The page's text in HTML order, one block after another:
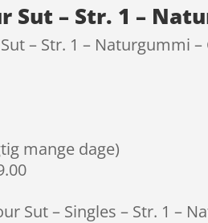
Sut – Str. 1 –
– Str. 1 – Naturgummi –
mange dage)
Sut – Singles – Str. 1 –